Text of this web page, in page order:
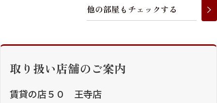
他の部屋 も チェ ッ クする
取り扱い店舗のご案内
賃貸の店５０ 王寺店